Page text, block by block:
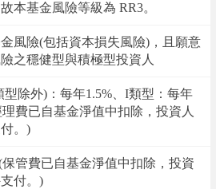
本基金風險等級為 RR3。
風險(包括資本損失風險)，且願意
之穩健型與積極型投資人
型除外)：每年1.5%、I類型：每年
理費已自基金淨值中扣除，投資人
。)
保管費已自基金淨值中扣除，投資
付。)